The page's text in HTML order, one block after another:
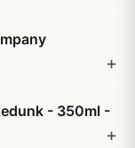
- 350ml -